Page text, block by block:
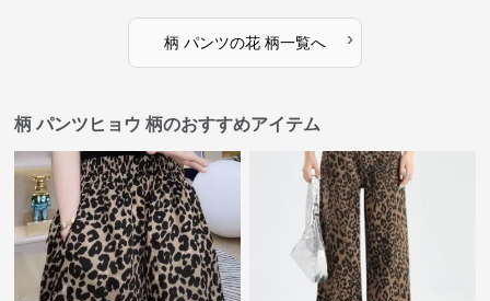
柄 パンツの花 柄一覧へ ›
柄 パンツヒョウ 柄のおすすめアイテム